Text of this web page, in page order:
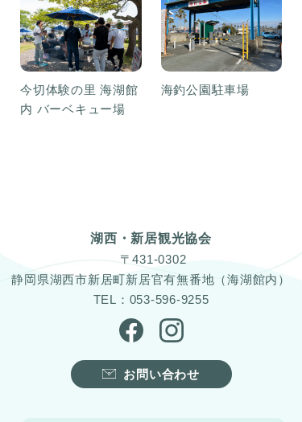
今切体験の里 海湖館
内 バーベキュー場
海釣公園駐車場
湖西・新居観光協会
〒431-0302
静岡県湖西市新居町新居官有無番地（海湖館内）
TEL：053-596-9255
お問い合わせ